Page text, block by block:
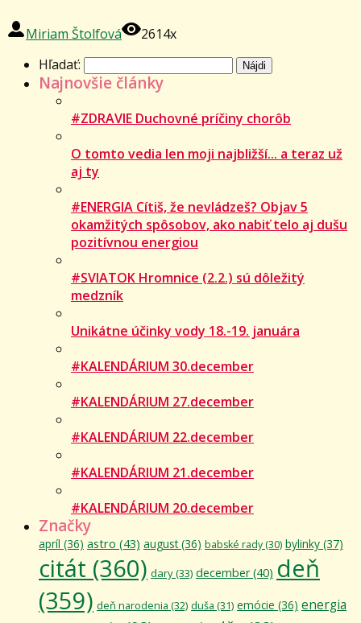
Miriam Štolfová
2614x
Hľadať:
Najnovšie články
#ZDRAVIE Duchovné príčiny chorôb
O tomto vedia len moji najbližší... a teraz už
aj ty
#ENERGIA Cítiš, že nevládzeš? Objav 5
okamžitých spôsobov, ako nabiť telo aj dušu
pozitívnou energiou
#SVIATOK Hromnice (2.2.) sú dôležitý
medzník
Unikátne účinky vody 18.-19. januára
#KALENDÁRIUM 30.december
#KALENDÁRIUM 27.december
#KALENDÁRIUM 22.december
#KALENDÁRIUM 21.december
#KALENDÁRIUM 20.december
Značky
apríl (36) astro (43) august(36) babské rady (30) bylinky (37)
citát (360) dary(33) december(40) deň
(359) deň narodenia (32) duša (31) emócie (36) energia